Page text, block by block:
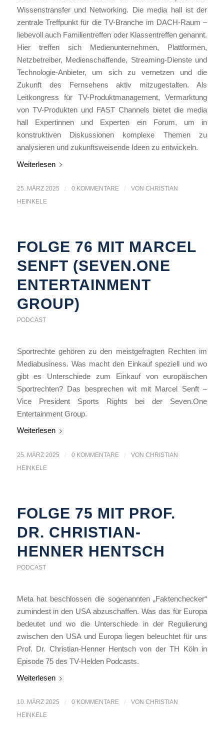
Wissenstransfer und Networking. Die media hall ist der
zentrale Treffpunkt für die TV-Branche im DACH-Raum –
liebevoll auch Familientreffen oder Klassentreffen genannt.
Hier treffen sich Medienunternehmen, Plattformen,
Netzbetreiber, Medienschaffende, Streaming-Dienste und
Technologie-Anbieter, um sich zu vernetzen und die
Zukunft des Fernsehens aktiv mitzugestalten. Als
Leitkongress für TV-Produktmanagement, Vermarktung
von TV-Produkten und FAST Channels bietet die media
hall Expertinnen und Experten ein Forum, um in
konstruktiven Diskussionen komplexe Themen zu
analysieren und zukunftsweisende Ideen zu entwickeln.
Weiterlesen
25. MÄRZ 2025 / 0 KOMMENTARE / VON CHRISTIAN
HEINKELE
FOLGE 76 MIT MARCEL
SENFT (SEVEN.ONE
ENTERTAINMENT
GROUP)
PODCAST
Sportrechte gehören zu den meistgefragten Rechten im
Mediabusiness. Was macht den Einkauf speziell und wo
gibt es Unterschiede zum Einkauf von europäischen
Sportrechten? Das besprechen wit mit Marcel Senft –
Vice President Sports Rights bei der Seven.One
Entertainment Group.
Weiterlesen
25. MÄRZ 2025 / 0 KOMMENTARE / VON CHRISTIAN
HEINKELE
FOLGE 75 MIT PROF.
DR. CHRISTIAN-
HENNER HENTSCH
PODCAST
Meta hat beschlossen die sogenannten „Faktenchecker“
zumindest in den USA abzuschaffen. Was das für Europa
bedeutet und wo die Unterschiede in der Regulierung
zwischen den USA und Europa liegen beleuchtet für uns
Prof. Dr. Christian-Henner Hentsch von der TH Köln in
Episode 75 des TV-Helden Podcasts.
Weiterlesen
10. MÄRZ 2025 / 0 KOMMENTARE / VON CHRISTIAN
HEINKELE